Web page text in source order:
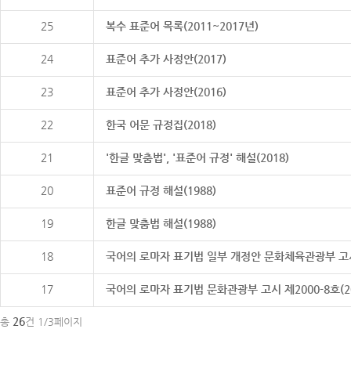
25 복수 표준어 목록(2011~2017년)
24 표준어 추가 사정안(2017)
23 표준어 추가 사정안(2016)
22 한국 어문 규정집(2018)
21 '한글 맞춤법', '표준어 규정' 해설(2018)
20 표준어 규정 해설(1988)
19 한글 맞춤법 해설(1988)
18 국어의 로마자 표기법 일부 개정안 문화체육관광부
17 국어의 로마자 표기법 문화관광부 고시 제2000-8호
총 26건 1/3페이지